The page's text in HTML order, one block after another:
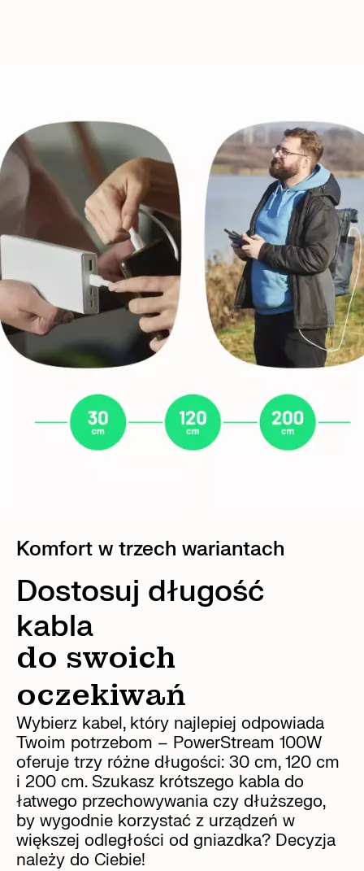
Komfort w trzech wariantach
Dostosuj długość
kabla
do swoich
oczekiwań
Wybierz kabel, który najlepiej odpowiada
Twoim potrzebom – PowerStream 100W
oferuje trzy różne długości: 30 cm, 120 cm
i 200 cm. Szukasz krótszego kabla do
łatwego przechowywania czy dłuższego,
by wygodnie korzystać z urządzeń w
większej odległości od gniazdka? Decyzja
należy do Ciebie!